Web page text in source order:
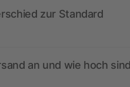
zur Standard
an und wie hoch